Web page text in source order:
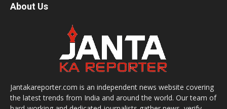
About Us
Jantakareporter.com is an independent news website covering
the latest trends from India and around the world. Our team of